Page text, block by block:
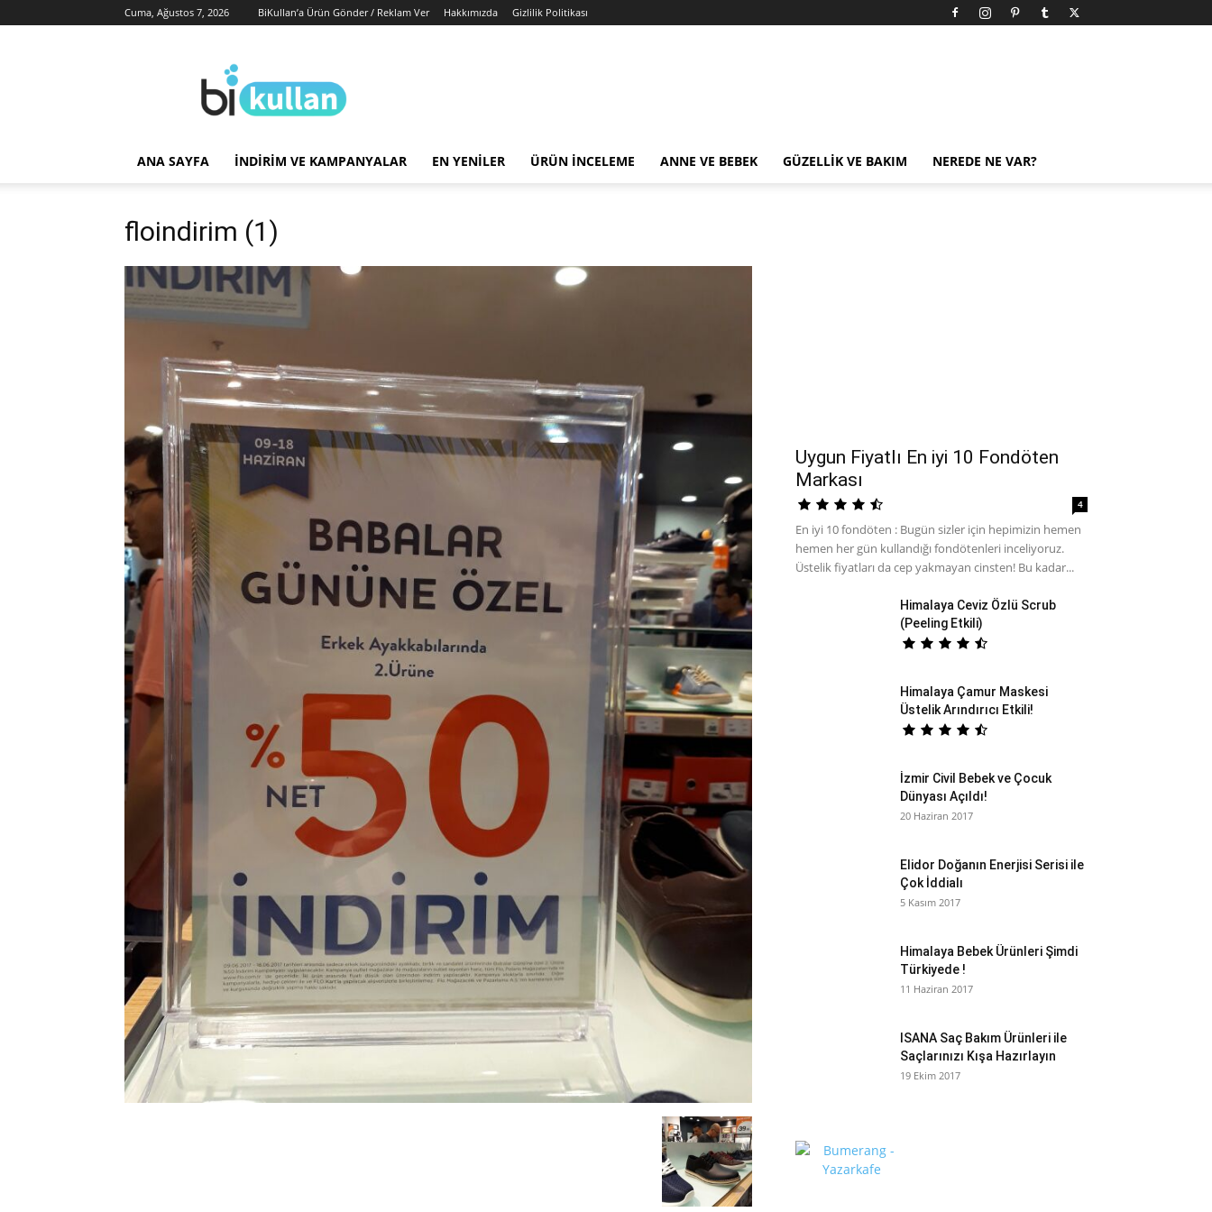
Cuma, Ağustos 7, 2026 BiKullan’a Ürün Gönder / Reklam Ver Hakkımızda Gizlilik Politikası
ANA SAYFA İNDIRIM VE KAMPANYALAR EN YENILER ÜRÜN İNCELEME ANNE VE BEBEK GÜZELLIK VE BAKIM NEREDE NE VAR?
floindirim (1)
Uygun Fiyatlı En iyi 10 Fondöten
Markası
4
En iyi 10 fondöten : Bugün sizler için hepimizin hemen
hemen her gün kullandığı fondötenleri inceliyoruz.
Üstelik fiyatları da cep yakmayan cinsten! Bu kadar...
Himalaya Ceviz Özlü Scrub
(Peeling Etkili)
Himalaya Çamur Maskesi
Üstelik Arındırıcı Etkili!
İzmir Civil Bebek ve Çocuk
Dünyası Açıldı!
20 Haziran 2017
Elidor Doğanın Enerjisi Serisi ile
Çok İddialı
5 Kasım 2017
Himalaya Bebek Ürünleri Şimdi
Türkiyede !
11 Haziran 2017
ISANA Saç Bakım Ürünleri ile
Saçlarınızı Kışa Hazırlayın
19 Ekim 2017